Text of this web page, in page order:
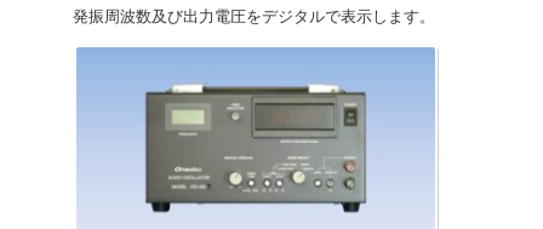
発振周波数及び出力電圧をデジタルで表示します。